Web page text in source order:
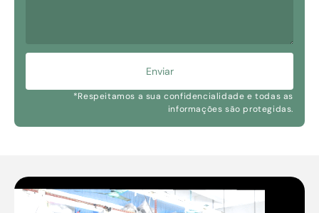
Enviar
*Respeitamos a sua confidencialidade e todas as
informações são protegidas.